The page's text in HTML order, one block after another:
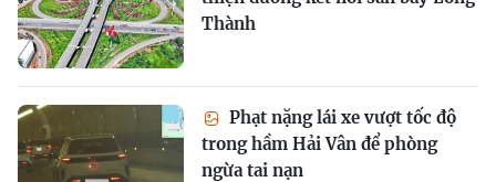
Thành
Phạt nặng lái xe vượt tốc độ
trong hầm Hải Vân để phòng
ngừa tai nạn